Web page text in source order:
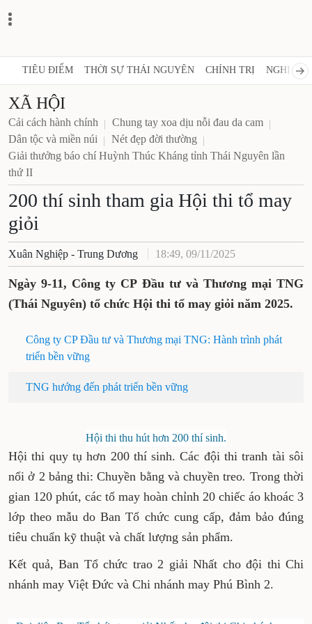
TIÊU ĐIỂM THỜI SỰ THÁI NGUYÊN CHÍNH TRỊ NGHỊ
XÃ HỘI
Cải cách hành chính
Chung tay xoa dịu nỗi đau da cam
Dân tộc và miền núi
Nét đẹp đời thường
Giải thưởng báo chí Huỳnh Thúc Kháng tỉnh Thái Nguyên lần
thứ II
200 thí sinh tham gia Hội thi tổ may
giỏi
Xuân Nghiệp - Trung Dương 18:49, 09/11/2025
Ngày 9-11, Công ty CP Đầu tư và Thương mại TNG
(Thái Nguyên) tổ chức Hội thi tổ may giỏi năm 2025.
Công ty CP Đầu tư và Thương mại TNG: Hành trình phát
triển bền vững
TNG hướng đến phát triển bền vững
Hội thi thu hút hơn 200 thí sinh.
Hội thi quy tụ hơn 200 thí sinh.Các đội thi tranh tài sôi
nổiở 2 bảng thi: Chuyền bằng và chuyền treo. Trong thời
gian 120 phút, các tổ may hoàn chỉnh 20 chiếc áo khoác 3
lớp theo mẫu do Ban Tổ chức cung cấp, đảm bảo đúng
tiêu chuẩn kỹ thuật và chất lượng sản phẩm.
Kết quả, Ban Tổ chức trao 2 giải Nhất cho đội thi Chi
nhánh may Việt Đức và Chi nhánh may Phú Bình 2.